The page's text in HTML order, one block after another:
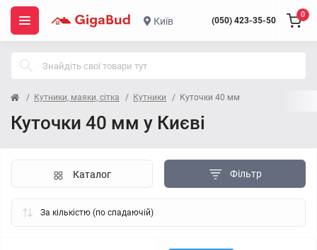
Київ (050) 423-35-50
0
Кутники, маяки, сітка Кутники Куточки 40 мм
Куточки 40 мм у Києві
Фільтр
Каталог